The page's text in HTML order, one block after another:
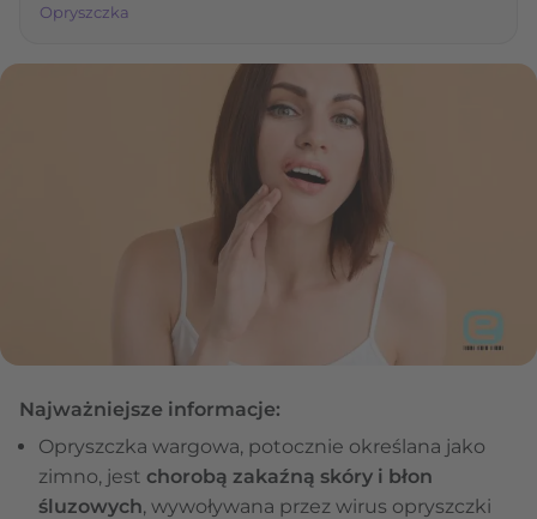
Opryszczka
Najważniejsze informacje:
Opryszczka wargowa, potocznie określana jako
zimno, jest chorobą zakaźną skóry i błon
śluzowych, wywoływana przez wirus opryszczki